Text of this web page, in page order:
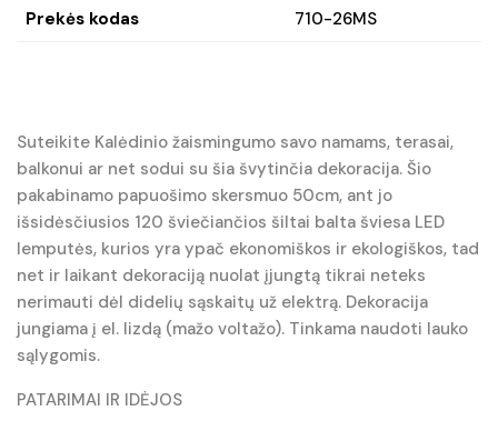
Prekės kodas 710-26MS
Suteikite Kalėdinio žaismingumo savo namams, terasai,
balkonui ar net sodui su šia švytinčia dekoracija. Šio
pakabinamo papuošimo skersmuo 50cm, ant jo
išsidėsčiusios 120 šviečiančios šiltai balta šviesa LED
lemputės, kurios yra ypač ekonomiškos ir ekologiškos, tad
net ir laikant dekoraciją nuolat įjungtą tikrai neteks
nerimauti dėl didelių sąskaitų už elektrą. Dekoracija
jungiama į el. lizdą (mažo voltažo). Tinkama naudoti lauko
sąlygomis.
PATARIMAI IR IDĖJOS